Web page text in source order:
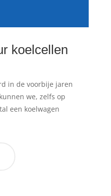
koelcellen
in de voorbije jaren
we, zelfs op
een koelwagen